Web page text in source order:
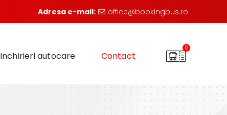
Adresa e-mail: office@bookingbus.ro
Inchirieri autocare Contact
0